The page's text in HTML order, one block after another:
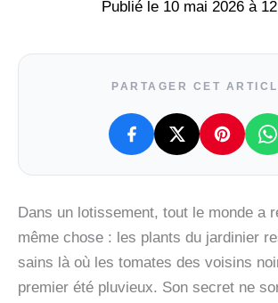
10 mai 2026 à
PARTAGER CET
Dans un lotissement, tout le monde a
même chose : les plants du jardinier
sains là où les tomates des voisins
premier été pluvieux. Son secret ne